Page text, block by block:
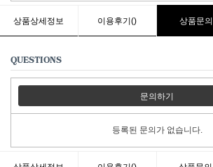
상품상세정보 이용후기() 상품문의
QUESTIONS
문의하기
등록된 문의가 없습니다.